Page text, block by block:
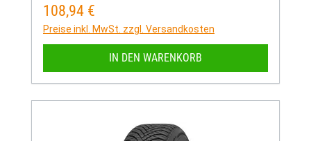
Regulärer Preis:
108,94 €
Preise inkl. MwSt. zzgl. Versandkosten
IN DEN WARENKORB